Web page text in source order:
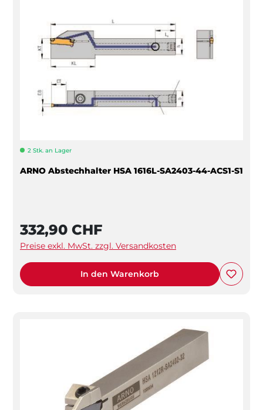
2 Stk. an Lager
ARNO Abstechhalter HSA 1616L-SA2403-44-ACS1-S1
332,90 CHF
Preise exkl. MwSt. zzgl. Versandkosten
In den Warenkorb